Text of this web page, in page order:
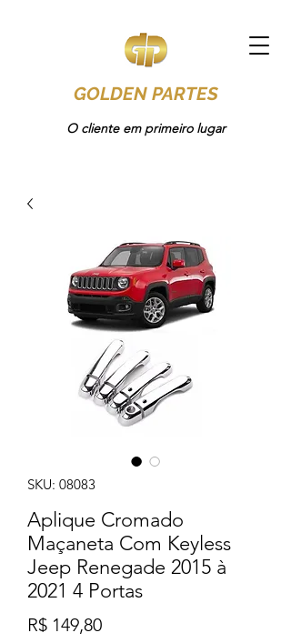
GOLDEN PARTES
O cliente em primeiro lugar
SKU: 08083
Aplique Cromado
Maçaneta Com Keyless
Jeep Renegade 2015 à
2021 4 Portas
R$ 149,80Preço